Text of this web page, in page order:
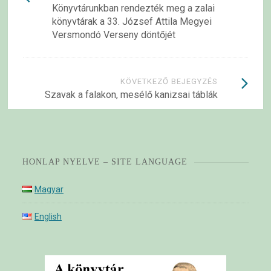
navigációja
Könyvtárunkban rendezték meg a zalai
könyvtárak a 33. József Attila Megyei
Versmondó Verseny döntőjét
KÖVETKEZŐ BEJEGYZÉS
Szavak a falakon, mesélő kanizsai táblák
HONLAP NYELVE – SITE LANGUAGE
Magyar
English